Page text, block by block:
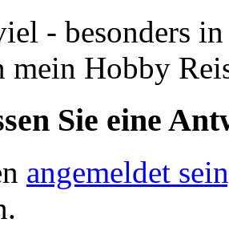
- besonders
mein Hobby
Sie eine
angemeldet